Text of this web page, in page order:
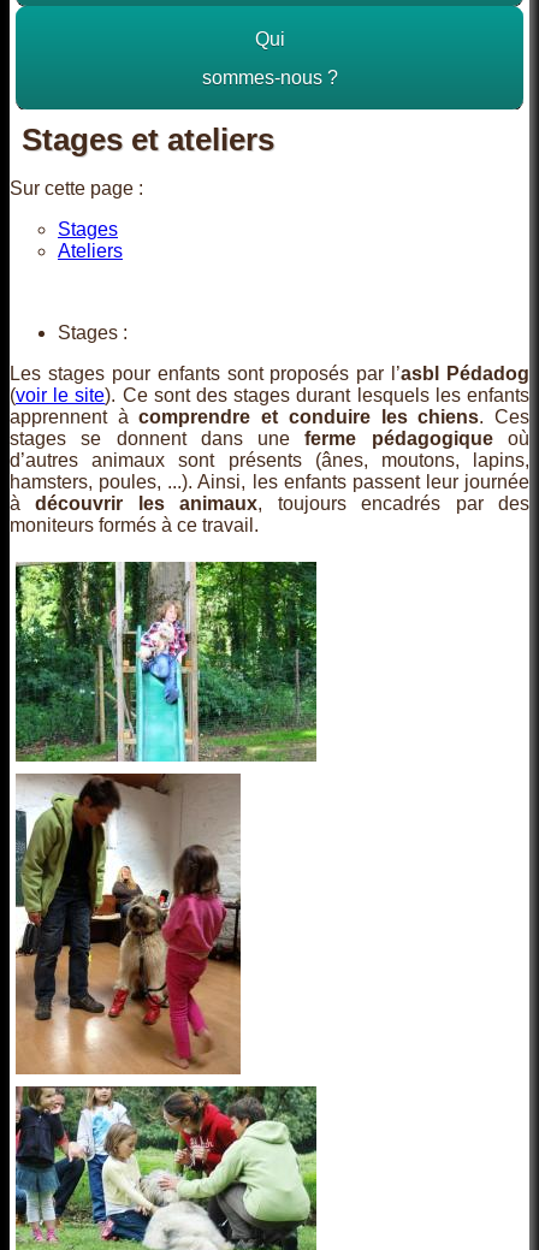
Qui
sommes-nous ?
Stages et ateliers
Sur cette page :
Stages
Ateliers
Stages :
Les stages pour enfants sont proposés par l’asbl Pédadog
(voir le site). Ce sont des stages durant lesquels les enfants
apprennent àcomprendre et conduire les chiens. Ces
stages se donnent dans uneferme pédagogiqueoù
d’autres animaux sont présents (ânes, moutons, lapins,
hamsters, poules, ...). Ainsi, les enfants passent leur journée
àdécouvrir les animaux, toujours encadrés par des
moniteurs formés à ce travail.